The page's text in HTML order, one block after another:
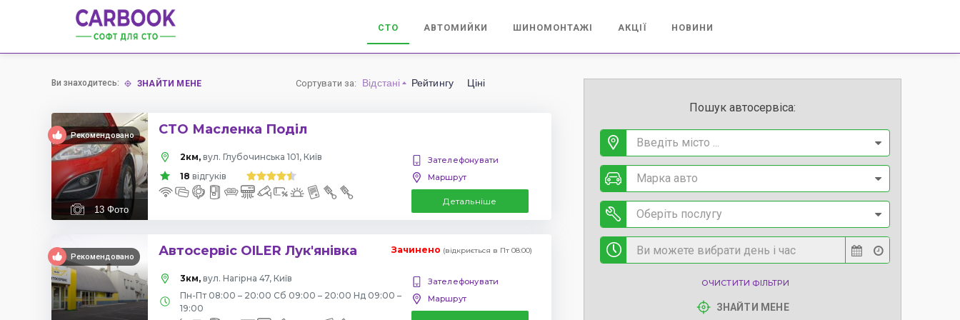
СТО АВТОМИЙКИ ШИНОМОНТАЖІ АКЦІЇ НОВИНИ
Ви знаходитесь: ЗНАЙТИ МЕНЕ Сортувати за: Відстані Рейтингу Ціні
Рекомендовано
13 Фото
СТО Масленка Поділ
2км, вул. Глубочинська 101, Київ
18 відгуків
Зателефонувати
Маршрут
Детальніше
Рекомендовано Автосервіс OILER Лук'янівка Зачинено (відкриється в Пт 08:00)
3км, вул. Нагірна 47, Київ
Пн-Пт 08:00 – 20:00 Сб 09:00 – 20:00 Нд 09:00 –
19:00
Зателефонувати
Маршрут
Пошук автосервіса:
Введіть місто ...
Марка авто
Оберіть послугу
ОЧИСТИТИ ФІЛЬТРИ
ЗНАЙТИ МЕНЕ